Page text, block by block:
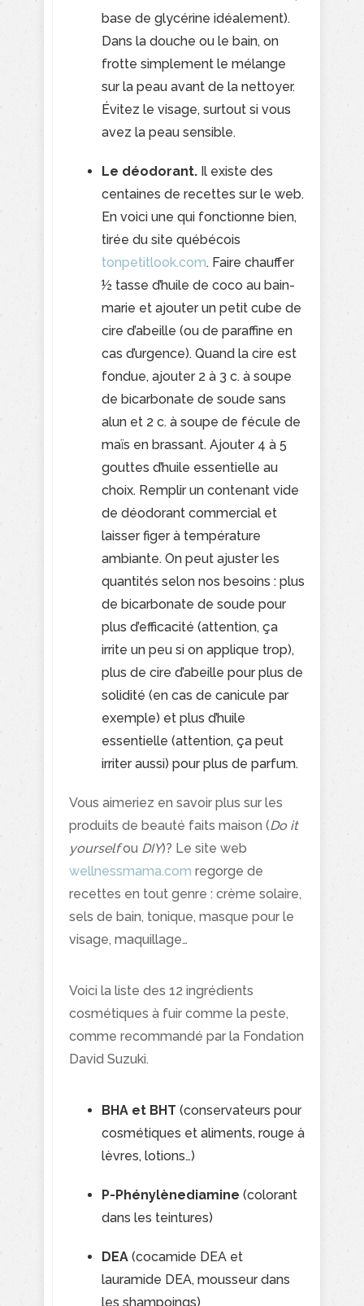
base de glycérine idéalement).
Dans la douche ou le bain, on
frotte simplement le mélange
sur la peau avant de la nettoyer.
Évitez le visage, surtout si vous
avez la peau sensible.
Le déodorant. Il existe des
centaines de recettes sur le web.
En voici une qui fonctionne bien,
tirée du site québécois
tonpetitlook.com. Faire chauffer
½ tasse d’huile de coco au bain-
marie et ajouter un petit cube de
cire d’abeille (ou de paraffine en
cas d’urgence). Quand la cire est
fondue, ajouter 2 à 3 c. à soupe
de bicarbonate de soude sans
alun et 2 c. à soupe de fécule de
maïs en brassant. Ajouter 4 à 5
gouttes d’huile essentielle au
choix. Remplir un contenant vide
de déodorant commercial et
laisser figer à température
ambiante. On peut ajuster les
quantités selon nos besoins : plus
de bicarbonate de soude pour
plus d’efficacité (attention, ça
irrite un peu si on applique trop),
plus de cire d’abeille pour plus de
solidité (en cas de canicule par
exemple) et plus d’huile
essentielle (attention, ça peut
irriter aussi) pour plus de parfum.
Vous aimeriez en savoir plus sur les
produits de beauté faits maison (Do it
yourselfou DIY)? Le site web
wellnessmama.com regorge de
recettes en tout genre : crème solaire,
sels de bain, tonique, masque pour le
visage, maquillage…
Voici la liste des 12 ingrédients
cosmétiques à fuir comme la peste,
comme recommandé par la Fondation
David Suzuki.
BHA et BHT (conservateurs pour
cosmétiques et aliments, rouge à
lèvres, lotions…)
P-Phénylènediamine (colorant
dans les teintures)
DEA (cocamide DEA et
lauramide DEA, mousseur dans
les shampoings)